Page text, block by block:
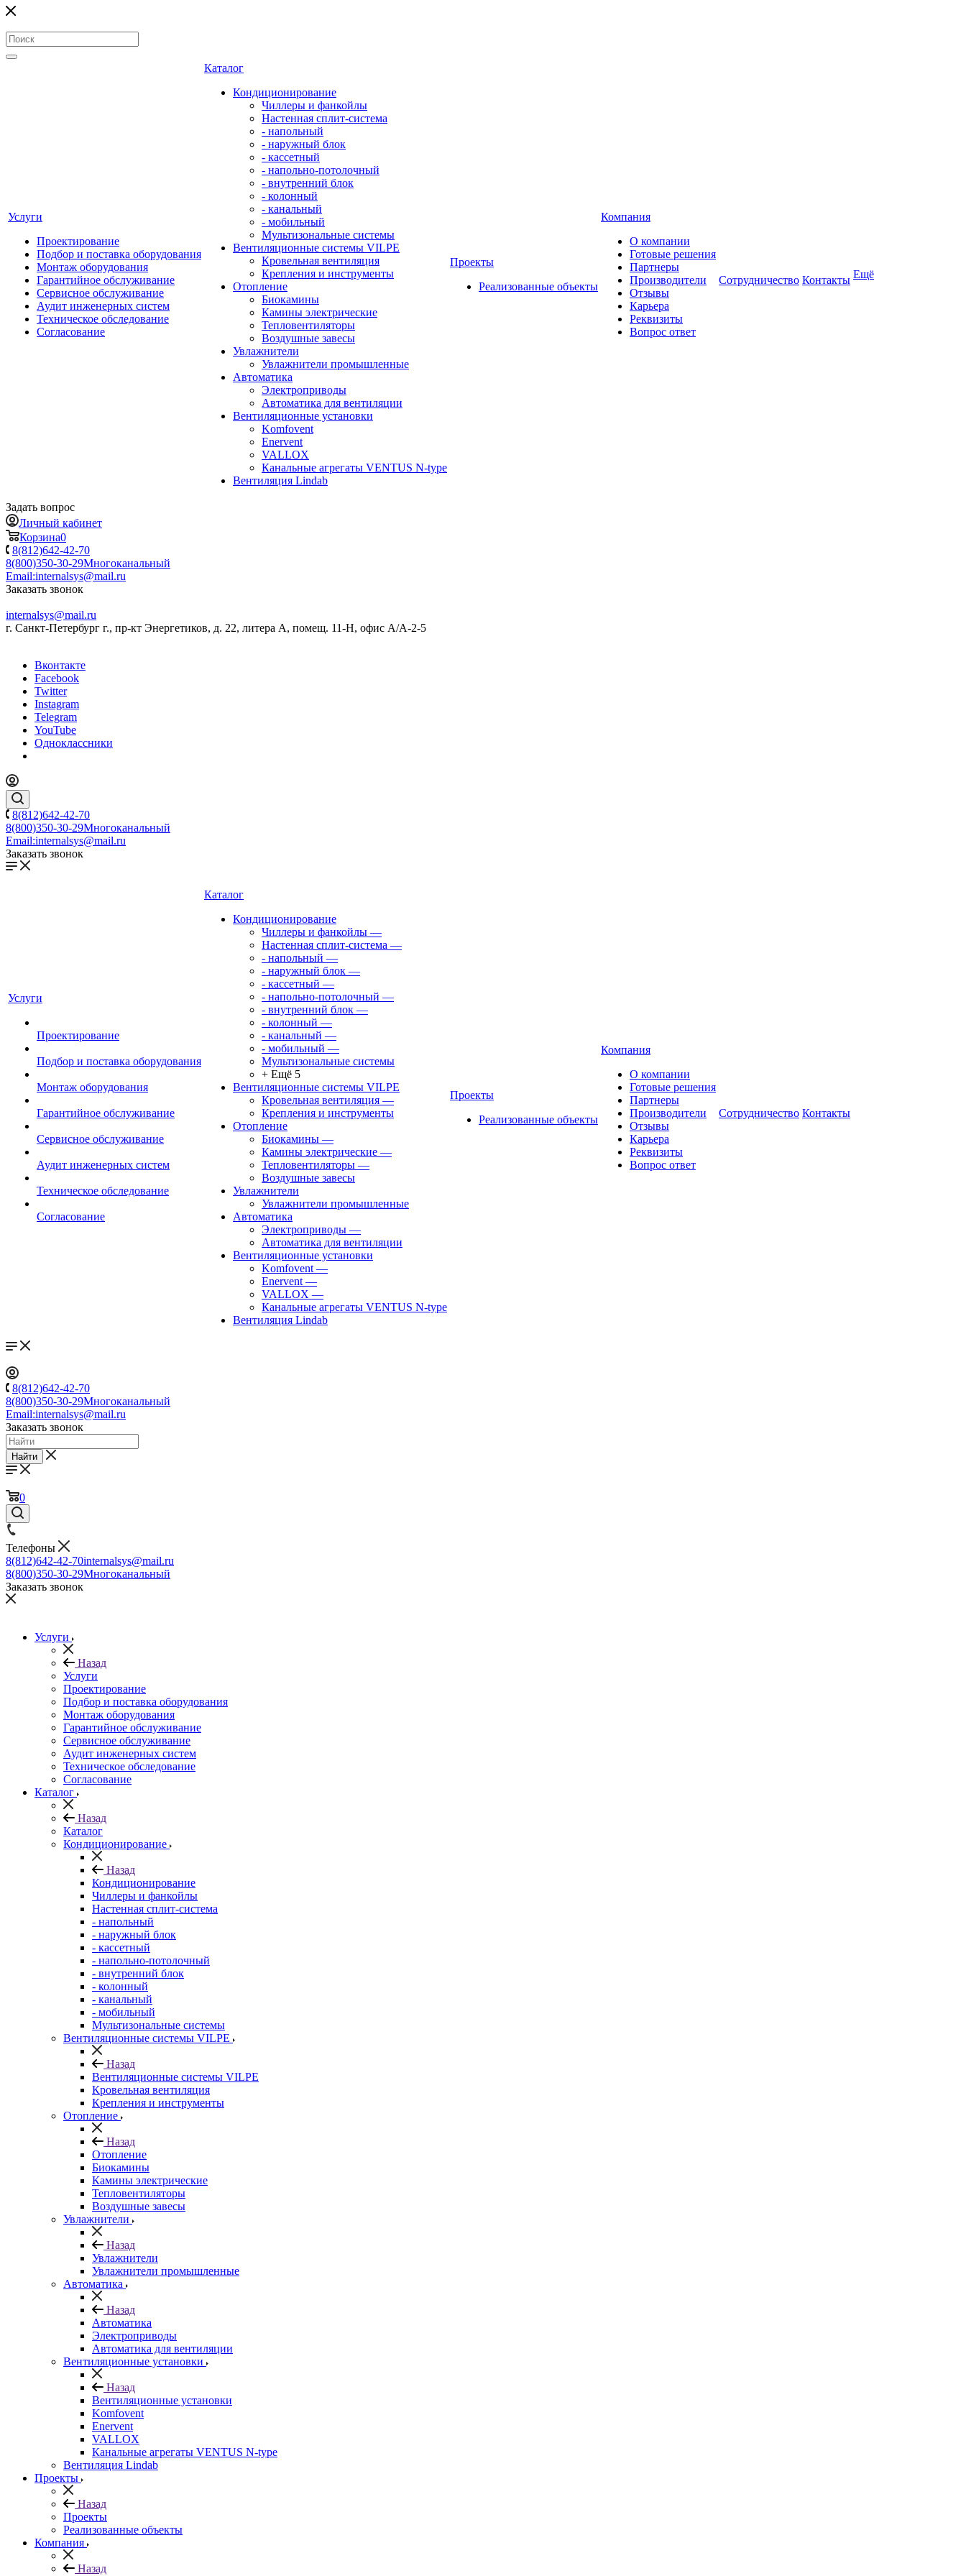
Услуги
Проектирование
Подбор и поставка оборудования
Монтаж оборудования
Гарантийное обслуживание
Сервисное обслуживание
Аудит инженерных систем
Техническое обследование
Согласование
Каталог
Кондиционирование
Чиллеры и фанкойлы
Настенная сплит-система
- напольный
- наружный блок
- кассетный
- напольно-потолочный
- внутренний блок
- колонный
- канальный
- мобильный
Мультизональные системы
Вентиляционные системы VILPE
Кровельная вентиляция
Крепления и инструменты
Отопление
Биокамины
Камины электрические
Тепловентиляторы
Воздушные завесы
Увлажнители
Увлажнители промышленные
Автоматика
Электроприводы
Автоматика для вентиляции
Вентиляционные установки
Komfovent
Enervent
VALLOX
Канальные агрегаты VENTUS N-type
Вентиляция Lindab
Проекты
Реализованные объекты
Компания
О компании
Готовые решения
Партнеры
Производители
Отзывы
Карьера
Реквизиты
Вопрос ответ
Сотрудничество Контакты Ещё
Задать вопрос
Личный кабинет
Корзина0
8(812)642-42-70
8(800)350-30-29Многоканальный
Email:internalsys@mail.ru
Заказать звонок
internalsys@mail.ru
г. Санкт-Петербург г., пр-кт Энергетиков, д. 22, литера А, помещ. 11-Н, офис А/А-2-5
Вконтакте
Facebook
Twitter
Instagram
Telegram
YouTube
Одноклассники
8(812)642-42-70
8(800)350-30-29Многоканальный
Email:internalsys@mail.ru
Заказать звонок
Услуги
Проектирование
Подбор и поставка оборудования
Монтаж оборудования
Гарантийное обслуживание
Сервисное обслуживание
Аудит инженерных систем
Техническое обследование
Согласование
Каталог
Кондиционирование
Чиллеры и фанкойлы —
Настенная сплит-система —
- напольный —
- наружный блок —
- кассетный —
- напольно-потолочный —
- внутренний блок —
- колонный —
- канальный —
- мобильный —
Мультизональные системы
+ Ещё 5
Вентиляционные системы VILPE
Кровельная вентиляция —
Крепления и инструменты
Отопление
Биокамины —
Камины электрические —
Тепловентиляторы —
Воздушные завесы
Увлажнители
Увлажнители промышленные
Автоматика
Электроприводы —
Автоматика для вентиляции
Вентиляционные установки
Komfovent —
Enervent —
VALLOX —
Канальные агрегаты VENTUS N-type
Вентиляция Lindab
Проекты
Реализованные объекты
Компания
О компании
Готовые решения
Партнеры
Производители
Отзывы
Карьера
Реквизиты
Вопрос ответ
Сотрудничество Контакты
8(812)642-42-70
8(800)350-30-29Многоканальный
Email:internalsys@mail.ru
Заказать звонок
Найти
0
Телефоны
8(812)642-42-70internalsys@mail.ru
8(800)350-30-29Многоканальный
Заказать звонок
Услуги
Назад
Услуги
Проектирование
Подбор и поставка оборудования
Монтаж оборудования
Гарантийное обслуживание
Сервисное обслуживание
Аудит инженерных систем
Техническое обследование
Согласование
Каталог
Назад
Каталог
Кондиционирование
Назад
Кондиционирование
Чиллеры и фанкойлы
Настенная сплит-система
- напольный
- наружный блок
- кассетный
- напольно-потолочный
- внутренний блок
- колонный
- канальный
- мобильный
Мультизональные системы
Вентиляционные системы VILPE
Назад
Вентиляционные системы VILPE
Кровельная вентиляция
Крепления и инструменты
Отопление
Назад
Отопление
Биокамины
Камины электрические
Тепловентиляторы
Воздушные завесы
Увлажнители
Назад
Увлажнители
Увлажнители промышленные
Автоматика
Назад
Автоматика
Электроприводы
Автоматика для вентиляции
Вентиляционные установки
Назад
Вентиляционные установки
Komfovent
Enervent
VALLOX
Канальные агрегаты VENTUS N-type
Вентиляция Lindab
Проекты
Назад
Проекты
Реализованные объекты
Компания
Назад